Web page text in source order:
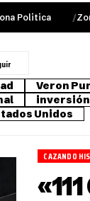
Politica
Veron
inversión
Unidos
CAZANDO